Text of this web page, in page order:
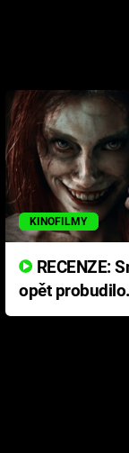
KINOFILMY
opět
přichází s